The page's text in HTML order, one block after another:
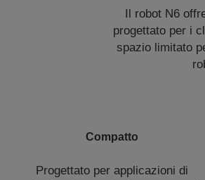
Il robot N6
progettato per i
spazio limitato
Compatto
Progettato per applicazioni di